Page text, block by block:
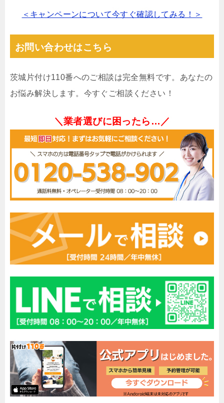
＜キャンペーンについて今すぐ確認してみる！＞
お問い合わせはこちら
茨城片付け110番へのご相談は完全無料です。あなたの
お悩み解決します。今すぐご相談ください！
＼業者選びに困ったら…／